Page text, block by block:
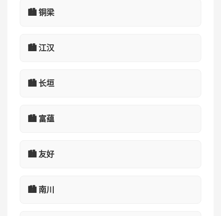
🏙️ 铜梁
🏙️ 江汉
🏙️ 长垣
🏙️ 富蕴
🏙️ 友好
🏙️ 南川